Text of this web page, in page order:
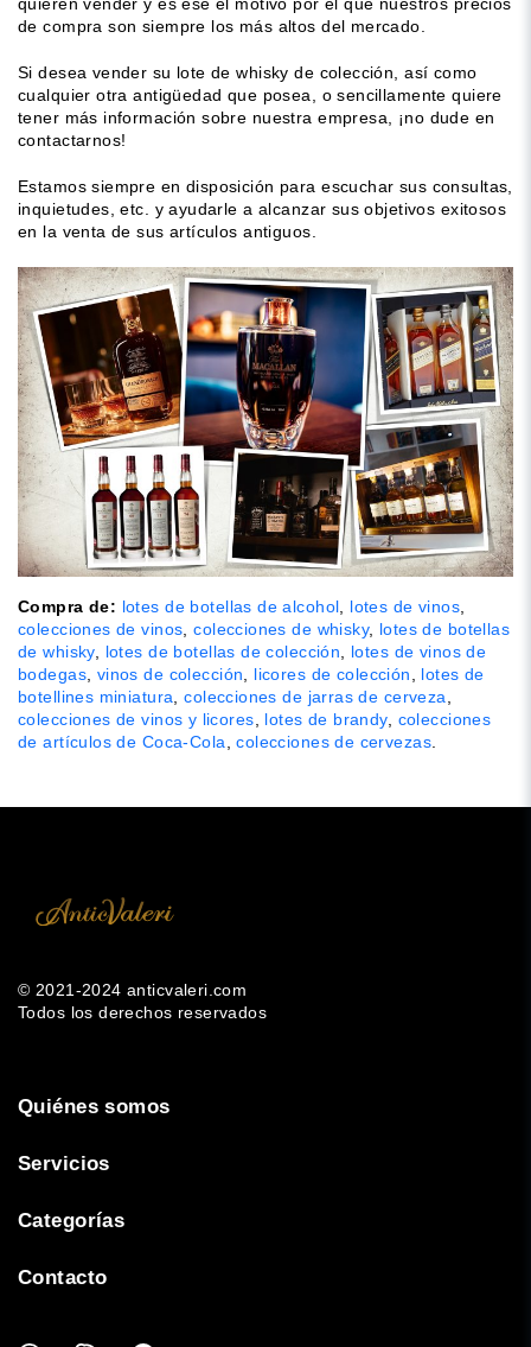
de compra son siempre los más altos del mercado.
Si desea vender su lote de whisky de colección, así como
cualquier otra antigüedad que posea, o sencillamente quiere
tener más información sobre nuestra empresa, ¡no dude en
contactarnos!
Estamos siempre en disposición para escuchar sus consultas,
inquietudes, etc. y ayudarle a alcanzar sus objetivos exitosos
en la venta de sus artículos antiguos.
Compra de: lotes de botellas de alcohol lotes de vinos
colecciones de vinos ,colecciones de whisky, lotes de botellas
de whisky, lotes de botellas de colección
lotes de vinos de
bodegas, vinos de colección licores de colección
lotes de
botellines miniatura ,colecciones de jarras de cerveza
colecciones de vinos y licores
lotes de brandy, colecciones
de artículos de Coca-Cola ,colecciones de cervezas
© 2021-2024 anticvaleri.com
Todos los derechos reservados
Quiénes somos
Servicios
Categorías
Contacto